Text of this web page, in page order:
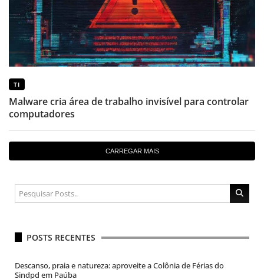
TI
Malware cria área de trabalho invisível para controlar
computadores
CARREGAR MAIS
POSTS RECENTES
Descanso, praia e natureza: aproveite a Colônia de Férias do
Sindpd em Paúba